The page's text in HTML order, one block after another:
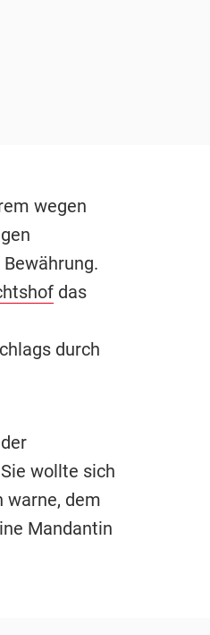
wegen
das
durch
wollte sich
warne, dem
Mandantin